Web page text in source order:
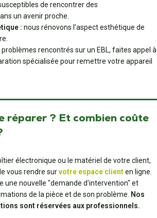
de rencontrer des
un avenir proche.
: nous rénovons l’aspect esthétique de
problèmes rencontrés sur un EBL, faites appel à
spécialisée pour remettre votre appareil
réparer ? Et combien coûte
électronique ou le matériel de votre client,
vous rendre survotre espace clienten ligne.
une nouvelle "demande d'intervention" et
de la pièce et de son problème. Nos
sont réservées aux professionnels.